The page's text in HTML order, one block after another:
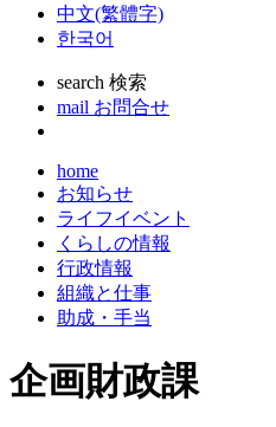
中文(繁體字)
한국어
search 検索
mail お問合せ
home
お知らせ
ライフイベント
くらしの情報
行政情報
組織と仕事
助成・手当
企画財政課